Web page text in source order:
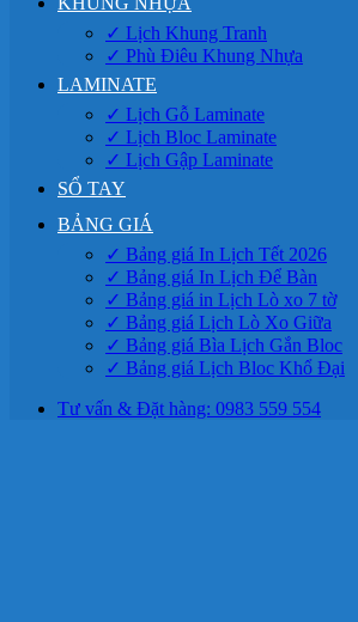
✓ Lịch Khung Tranh
✓ Phù Điêu Khung Nhựa
LAMINATE
✓ Lịch Gỗ Laminate
✓ Lịch Bloc Laminate
✓ Lịch Gập Laminate
SỔ TAY
BẢNG GIÁ
✓ Bảng giá In Lịch Tết 2026
✓ Bảng giá In Lịch Để Bàn
✓ Bảng giá in Lịch Lò xo 7 tờ
✓ Bảng giá Lịch Lò Xo Giữa
✓ Bảng giá Bìa Lịch Gắn Bloc
✓ Bảng giá Lịch Bloc Khổ Đại
Tư vấn & Đặt hàng: 0983 559 554